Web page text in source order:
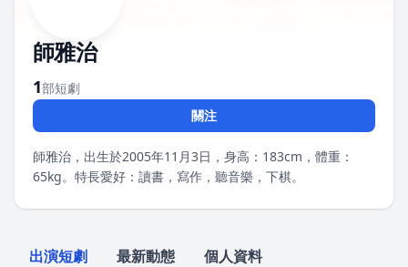
師雅治
1部短劇
關注
師雅治，出生於2005年11月3日，身高：183cm，體重：
65kg。特長愛好：讀書，寫作，聽音樂，下棋。
出演短劇 最新動態 個人資料